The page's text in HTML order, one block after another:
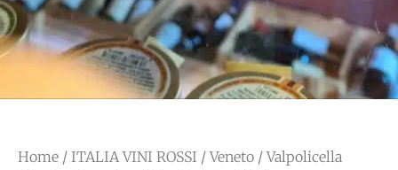
Home / ITALIA VINI ROSSI /Veneto / Valpolicella